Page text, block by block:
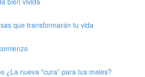
que transformarán tu vida
¿La nueva "cura” para tus males?